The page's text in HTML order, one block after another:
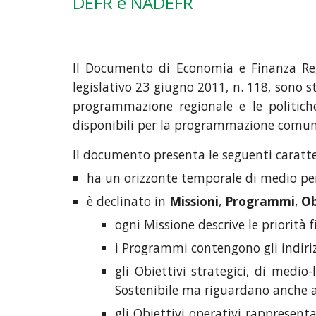
Il Documento di Economia e Finanza
legislativo 23 giugno 2011, n. 118, sono
programmazione regionale e le
disponibili per la programmazione
Il documento presenta le seguenti
ha un orizzonte temporale di medio
è declinato in Missioni, Programmi,
ogni Missione descrive le
i Programmi contengono gli
gli Obiettivi strategici,di medio-
Sostenibile ma riguardano anche